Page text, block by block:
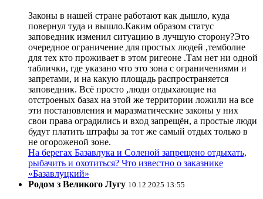
Законы в нашей стране работают как дышло, куда
повернул туда и вышло.Каким образом статус
заповедник изменил ситуацию в лучшую сторону?Это
очередное ограничение для простых людей ,темболие
для тех кто проживает в этом ригеоне .Там нет ни одной
таблички, где указано что это зона с ограничениями и
запретами, и на какую площадь распространяется
заповедник. Всё просто ,люди отдыхающие на
отстроеных базах на этой же территории ложили на все
эти постановления и маразматические законы у них
свои права оградились и вход запрещён, а простые люди
будут платить штрафы за тот же самый отдых только в
не огороженой зоне.
На берегах Базавлука и Соленой запрещено отдыхать,
рыбачить и охотиться? Что известно о заказнике
«Базавлуцкий»
Родом з Великого Лугу 10.12.2025 13:55